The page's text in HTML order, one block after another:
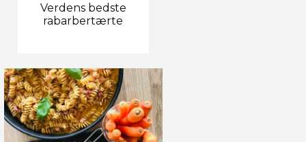
Verdens bedste
rabarbertærte